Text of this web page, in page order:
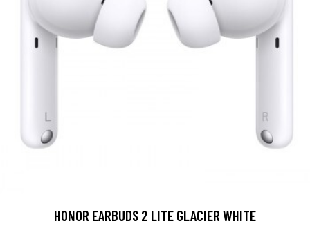
HONOR EARBUDS 2 LITE GLACIER WHITE